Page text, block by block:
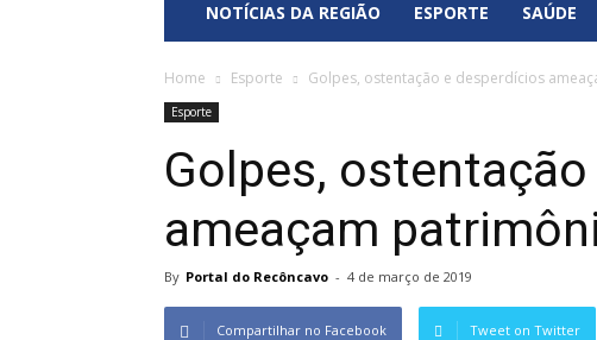
NOTÍCIAS DA REGIÃO ESPORTE SAÚDE
Home Esporte Golpes, ostentação e desperdícios
Esporte
Golpes,
ameaçam
By Portal do Recôncavo - 4 de março de 2019
Compartilhar no Facebook Tweet on Twitter